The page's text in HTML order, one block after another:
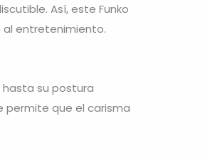
Así, este Funko
al entretenimiento.
su postura
permite que el carisma